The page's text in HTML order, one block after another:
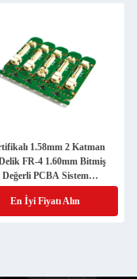
1.58mm 2 Katman
FR-4 1.60mm Bitmiş
Değerli PCBA Sistem
En İyi Fiyatı Alın